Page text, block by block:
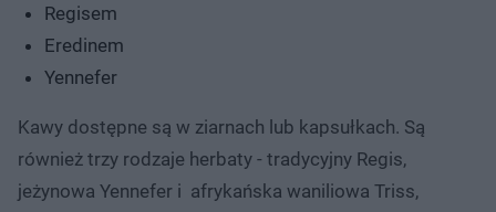
Regisem
Eredinem
Yennefer
Kawy dostępne są w ziarnach lub kapsułkach. Są
również trzy rodzaje herbaty - tradycyjny Regis,
jeżynowa Yennefer i afrykańska waniliowa Triss,